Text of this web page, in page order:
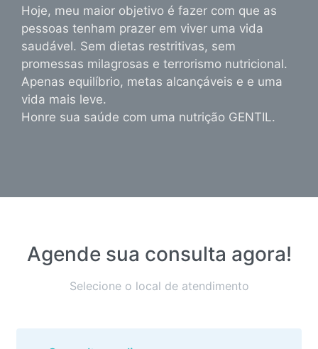
Hoje, meu maior objetivo é fazer com que as
pessoas tenham prazer em viver uma vida
saudável. Sem dietas restritivas, sem
promessas milagrosas e terrorismo nutricional.
Apenas equilíbrio, metas alcançáveis e e uma
vida mais leve.
Honre sua saúde com uma nutrição GENTIL.
Agende sua consulta agora!
Selecione o local de atendimento